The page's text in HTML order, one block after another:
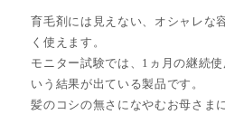
育毛剤には見えない、オシャレな
く使えます。
モニター試験では、1ヵ月の継続
いう結果が出ている製品です。
髪のコシの無さになやむお母さま